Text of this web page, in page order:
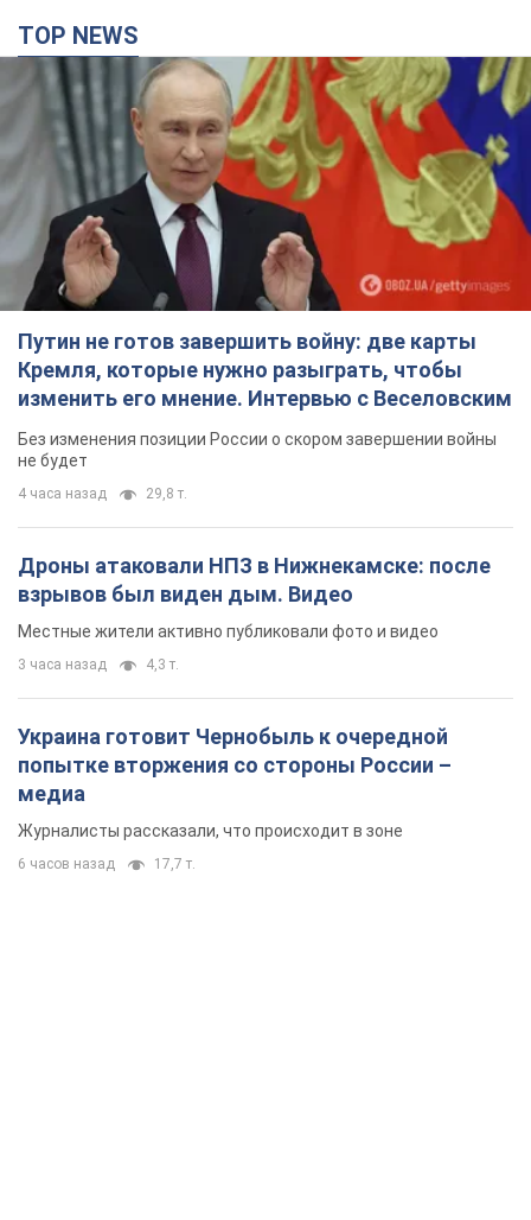
TOP NEWS
Путин не готов завершить войну: две карты
Кремля, которые нужно разыграть, чтобы
изменить его мнение. Интервью с Веселовским
Без изменения позиции России о скором завершении войны
не будет
4 часа назад 29,8 т.
Дроны атаковали НПЗ в Нижнекамске: после
взрывов был виден дым. Видео
Местные жители активно публиковали фото и видео
3 часа назад 4,3 т.
Украина готовит Чернобыль к очередной
попытке вторжения со стороны России –
медиа
Журналисты рассказали, что происходит в зоне
6 часов назад 17,7 т.